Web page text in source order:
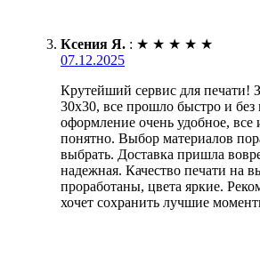
Ксения Я. : ★ ★ ★ ★ ★
07.12.2025
Крутейший сервис для печати!
30х30, все прошло быстро и
оформление очень удобное, все
понятно. Выбор материалов
выбрать. Доставка пришла
надежная. Качество печати на
проработаны, цвета яркие.
хочет сохранить лучшие